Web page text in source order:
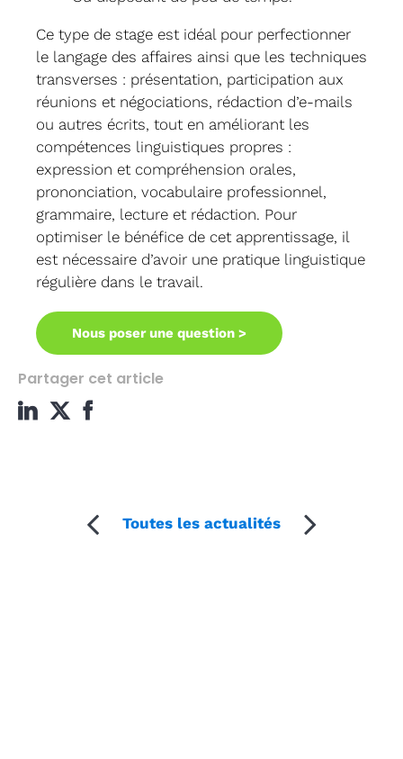
Ce type de stage est idéal pour perfectionner
le langage des affaires ainsi que les techniques
transverses : présentation, participation aux
réunions et négociations, rédaction d’e-mails
ou autres écrits, tout en améliorant les
compétences linguistiques propres :
expression et compréhension orales,
prononciation, vocabulaire professionnel,
grammaire, lecture et rédaction. Pour
optimiser le bénéfice de cet apprentissage, il
est nécessaire d’avoir une pratique linguistique
régulière dans le travail.
Nous poser une question >
Partager cet article
Toutes les actualités